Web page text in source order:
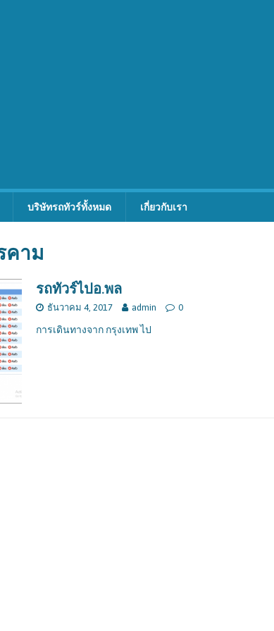
บริษัทรถทัวร์ทั้งหมด เกี่ยวกับเรา
คาม
รถทัวร์ไปอ.พล
ธันวาคม 4, 2017 admin 0
การเดินทางจาก กรุงเทพ ไป